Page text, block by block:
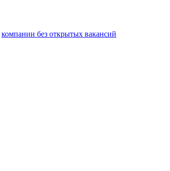
компании без открытых вакансий